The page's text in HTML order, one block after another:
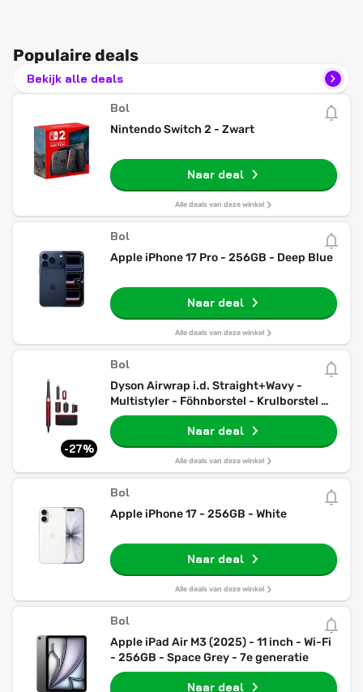
Populaire deals
Bekijk alle deals
Bol
Nintendo Switch 2 - Zwart
Naar deal
Alle deals van deze winkel
Bol
Apple iPhone 17 Pro - 256GB - Deep Blue
Naar deal
Alle deals van deze winkel
-27%
Bol
Dyson Airwrap i.d. Straight+Wavy -
Multistyler - Föhnborstel - Krulborstel -
Red Velvet/Goud
Naar deal
Alle deals van deze winkel
Bol
Apple iPhone 17 - 256GB - White
Naar deal
Alle deals van deze winkel
Bol
Apple iPad Air M3 (2025) - 11 inch - Wi-Fi
- 256GB - Space Grey - 7e generatie
Naar deal